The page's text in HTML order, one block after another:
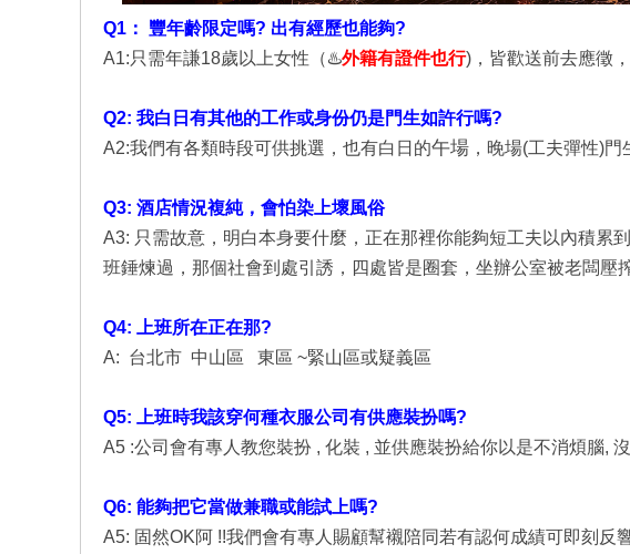
Q1： 豐年齡限定嗎? 出有經歷也能夠?
A1:只需年謙18歲以上女性（♨️外籍有證件也行)，皆歡送前去應徵
Q2: 我白日有其他的工作或身份仍是門生如許行嗎?
A2:我們有各類時段可供挑選，也有白日的午場 ，晚場(工夫彈性)
Q3: 酒店情況複純，會怕染上壞風俗
A3: 只需故意，明白本身要什麼，正在那裡你能夠短工夫以內積累
班錘煉過， 那個社會到處引誘，四處皆是圈套，坐辦公室被老闆
Q4: 上班所在正在那?
A: 台北市 中山區 東區 ~緊山區或疑義區
Q5: 上班時我該穿何種衣服公司有供應裝扮嗎?
A5 :公司會有專人教您裝扮 , 化裝 , 並供應裝扮給你以是不消煩腦,
Q6: 能夠把它當做兼職或能試上嗎?
A5: 固然OK阿 !!我們會有專人賜顧幫襯陪同若有認何成績可即刻反